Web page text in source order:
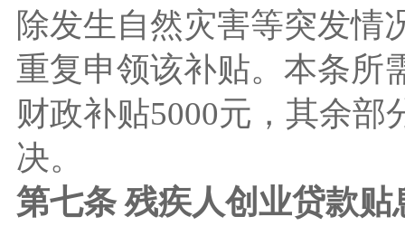
除发生自然灾害等突发情
重复申领该补贴。本条所
财政补贴5000元，其余
决。
第七条 残疾人创业贷款贴